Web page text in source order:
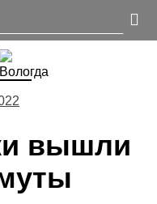
вышли